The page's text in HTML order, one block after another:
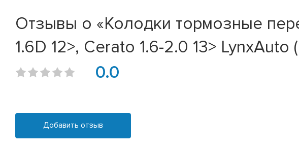
Отзывы о «Колодки тормозные
1.6D 12>, Cerato 1.6-2.0 13> LynxAuto
0.0
Добавить отзыв